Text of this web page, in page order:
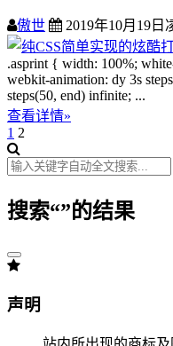
傲世 2019年10月19日
.asprint { width: 100%;
webkit-animation: dy 3s
steps(50, end) infinite; ...
查看详情»
1 2
搜索“”的结果
声明